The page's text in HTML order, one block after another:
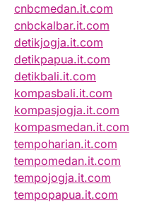
cnbcmedan.it.com
cnbckalbar.it.com
detikjogja.it.com
detikpapua.it.com
detikbali.it.com
kompasbali.it.com
kompasjogja.it.com
kompasmedan.it.com
tempoharian.it.com
tempomedan.it.com
tempojogja.it.com
tempopapua.it.com